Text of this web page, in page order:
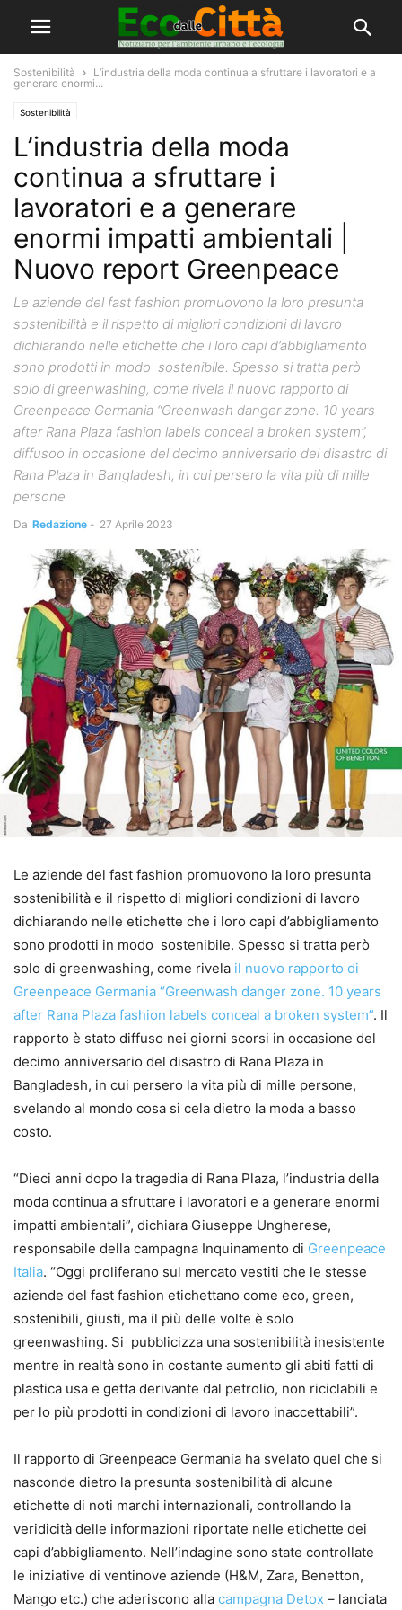
Sostenibilità
L’industria della moda continua a sfruttare i lavoratori e a
generare enormi...
Sostenibilità
L’industria della moda
continua a sfruttare i
lavoratori e a generare
enormi impatti ambientali |
Nuovo report Greenpeace
Le aziende del fast fashion promuovono la loro presunta
sostenibilità e il rispetto di migliori condizioni di lavoro
dichiarando nelle etichette che i loro capi d’abbigliamento
sono prodotti in modo sostenibile. Spesso si tratta però
solo di greenwashing, come rivela il nuovo rapporto di
Greenpeace Germania “Greenwash danger zone. 10 years
after Rana Plaza fashion labels conceal a broken system”,
diffusoo in occasione del decimo anniversario del disastro di
Rana Plaza in Bangladesh, in cui persero la vita più di mille
persone
Da Redazione - 27 Aprile 2023
Le aziende del fast fashion promuovono la loro presunta
sostenibilità e il rispetto di migliori condizioni di lavoro
dichiarando nelle etichette che i loro capi d’abbigliamento
sono prodotti in modo sostenibile. Spesso si tratta però
solo di greenwashing, come rivela il nuovo rapporto di
Greenpeace Germania “Greenwash danger zone. 10 years
after Rana Plaza fashion labels conceal a broken system”. Il
rapporto è stato diffuso nei giorni scorsi in occasione del
decimo anniversario del disastro di Rana Plaza in
Bangladesh, in cui persero la vita più di mille persone,
svelando al mondo cosa si cela dietro la moda a basso
costo.
“Dieci anni dopo la tragedia di Rana Plaza, l’industria della
moda continua a sfruttare i lavoratori e a generare enormi
impatti ambientali”, dichiara Giuseppe Ungherese,
responsabile della campagna Inquinamento di Greenpeace
Italia. “Oggi proliferano sul mercato vestiti che le stesse
aziende del fast fashion etichettano come eco, green,
sostenibili, giusti, ma il più delle volte è solo
greenwashing. Si pubblicizza una sostenibilità inesistente
mentre in realtà sono in costante aumento gli abiti fatti di
plastica usa e getta derivante dal petrolio, non riciclabili e
per lo più prodotti in condizioni di lavoro inaccettabili”.
Il rapporto di Greenpeace Germania ha svelato quel che si
nasconde dietro la presunta sostenibilità di alcune
etichette di noti marchi internazionali, controllando la
veridicità delle informazioni riportate nelle etichette dei
capi d’abbigliamento. Nell’indagine sono state controllate
le iniziative di ventinove aziende (H&M, Zara, Benetton,
Mango etc.) che aderiscono alla campagna Detox – lanciata